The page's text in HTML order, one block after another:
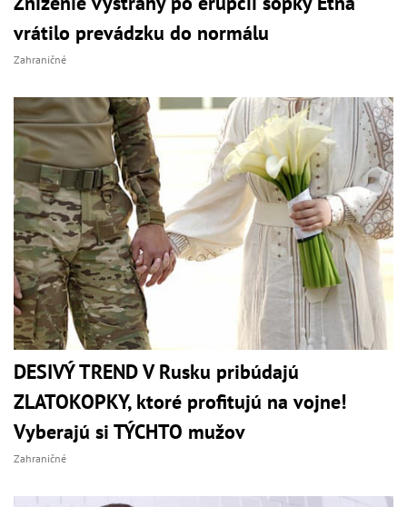
vrátilo prevádzku do normálu
Zahraničné
DESIVÝ TREND V Rusku pribúdajú
ZLATOKOPKY, ktoré profitujú na vojne!
Vyberajú si TÝCHTO mužov
Zahraničné